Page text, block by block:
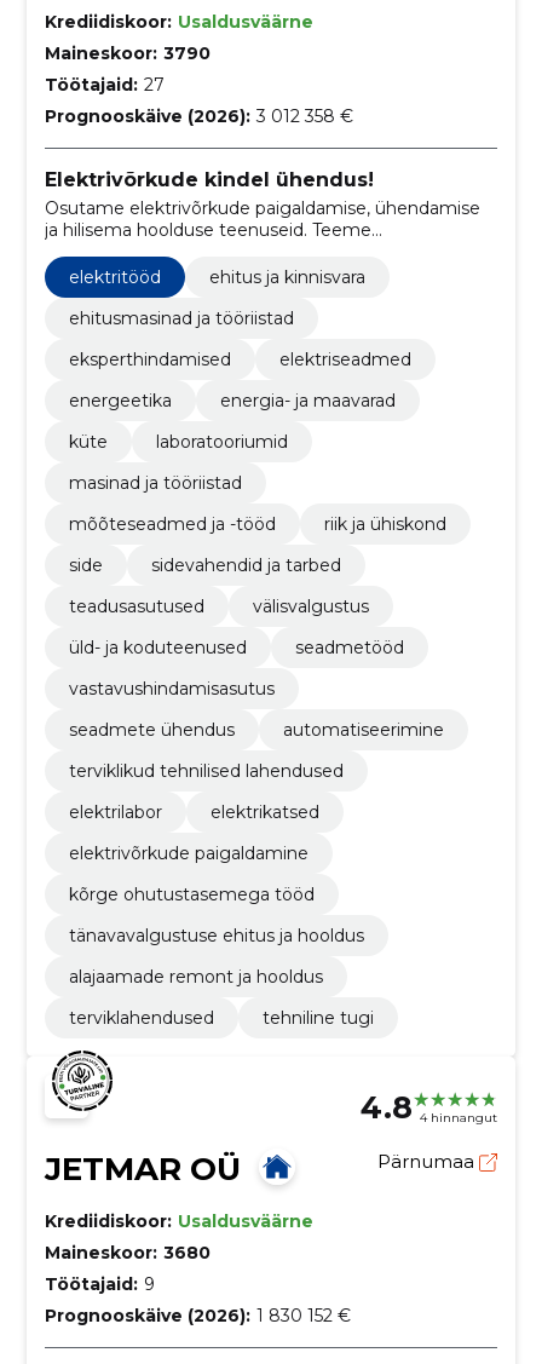
Krediidiskoor: Usaldusväärne
Maineskoor: 3790
Töötajaid: 27
Prognooskäive (2026): 3 012 358 €
Elektrivõrkude kindel ühendus!
Osutame elektrivõrkude paigaldamise, ühendamise
ja hilisema hoolduse teenuseid. Teeme
elektriseadmete, alajaamade, jaotuskilpide jms
ühendamise. millele järgneb elektritööde lubade
kinnitamine.
elektritööd
ehitus ja kinnisvara
ehitusmasinad ja tööriistad
eksperthindamised
elektriseadmed
energeetika
energia- ja maavarad
küte
laboratooriumid
masinad ja tööriistad
mõõteseadmed ja -tööd
riik ja ühiskond
side
sidevahendid ja tarbed
teadusasutused
välisvalgustus
üld- ja koduteenused
seadmetööd
vastavushindamisasutus
seadmete ühendus
automatiseerimine
terviklikud tehnilised lahendused
elektrilabor
elektrikatsed
elektrivõrkude paigaldamine
kõrge ohutustasemega tööd
tänavavalgustuse ehitus ja hooldus
alajaamade remont ja hooldus
terviklahendused
tehniline tugi
4.8 4 hinnangut
JETMAR OÜ Pärnumaa
Krediidiskoor: Usaldusväärne
Maineskoor: 3680
Töötajaid: 9
Prognooskäive (2026): 1 830 152 €